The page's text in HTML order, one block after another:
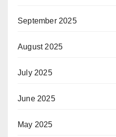
September 2025
August 2025
July 2025
June 2025
May 2025